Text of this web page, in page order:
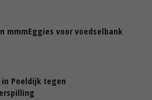
mmmEggies voor voedselbank
Poeldijk tegen